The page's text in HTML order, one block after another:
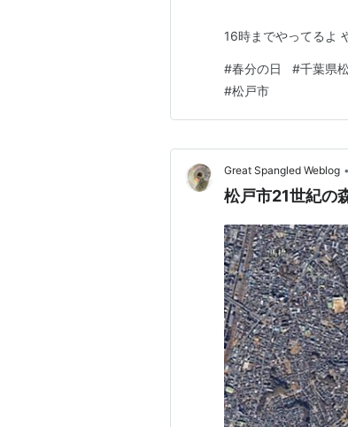
16時までやってるよ
#春分の日 #千葉県
#松戸市
Great Spangled Weblog •
松戸市21世紀の